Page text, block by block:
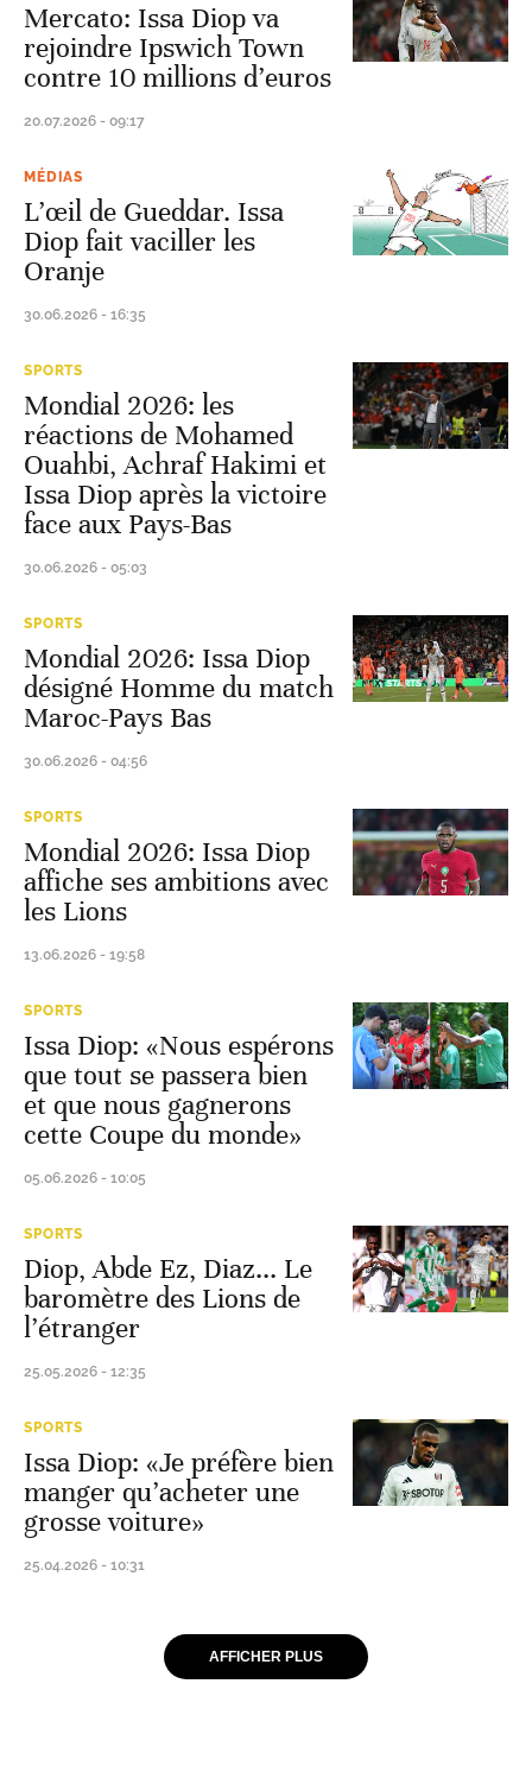
Mercato: Issa Diop va
rejoindre Ipswich Town
contre 10 millions d’euros
20.07.2026 - 09:17
MÉDIAS
L’œil de Gueddar. Issa
Diop fait vaciller les
Oranje
30.06.2026 - 16:35
SPORTS
Mondial 2026: les
réactions de Mohamed
Ouahbi, Achraf Hakimi et
Issa Diop après la victoire
face aux Pays-Bas
30.06.2026 - 05:03
SPORTS
Mondial 2026: Issa Diop
désigné Homme du match
Maroc-Pays Bas
30.06.2026 - 04:56
SPORTS
Mondial 2026: Issa Diop
affiche ses ambitions avec
les Lions
13.06.2026 - 19:58
SPORTS
Issa Diop: «Nous espérons
que tout se passera bien
et que nous gagnerons
cette Coupe du monde»
05.06.2026 - 10:05
SPORTS
Diop, Abde Ez, Diaz... Le
baromètre des Lions de
l’étranger
25.05.2026 - 12:35
SPORTS
Issa Diop: «Je préfère bien
manger qu’acheter une
grosse voiture»
25.04.2026 - 10:31
AFFICHER PLUS